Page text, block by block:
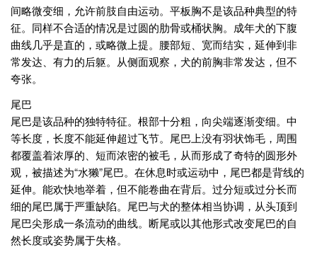
间略微变细，允许前肢自由运动。平板胸不是该品种典型的特
征。同样不合适的情况是过圆的肋骨或桶状胸。成年犬的下腹
曲线几乎是直的，或略微上提。腰部短、宽而结实，延伸到非
常发达、有力的后躯。从侧面观察，犬的前胸非常发达，但不
夸张。
尾巴
尾巴是该品种的独特特征。根部十分粗，向尖端逐渐变细。中
等长度，长度不能延伸超过飞节。尾巴上没有羽状饰毛，周围
都覆盖着浓厚的、短而浓密的被毛，从而形成了奇特的圆形外
观，被描述为“水獭”尾巴。在休息时或运动中，尾巴都是背线的
延伸。能欢快地举着，但不能卷曲在背后。过分短或过分长而
细的尾巴属于严重缺陷。尾巴与犬的整体相当协调，从头顶到
尾巴尖形成一条流动的曲线。断尾或以其他形式改变尾巴的自
然长度或姿势属于失格。